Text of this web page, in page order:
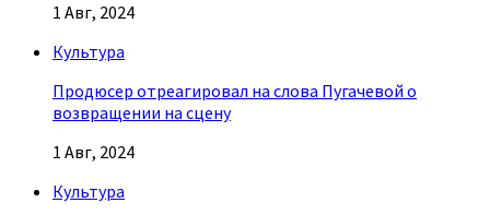
1 Авг, 2024
Культура
Продюсер отреагировал на слова Пугачевой о
возвращении на сцену
1 Авг, 2024
Культура